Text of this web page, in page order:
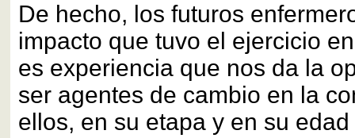
De hecho, los futuros
impacto que tuvo el ejercicio
es experiencia que nos da la
ser agentes de cambio en la
ellos, en su etapa y en su